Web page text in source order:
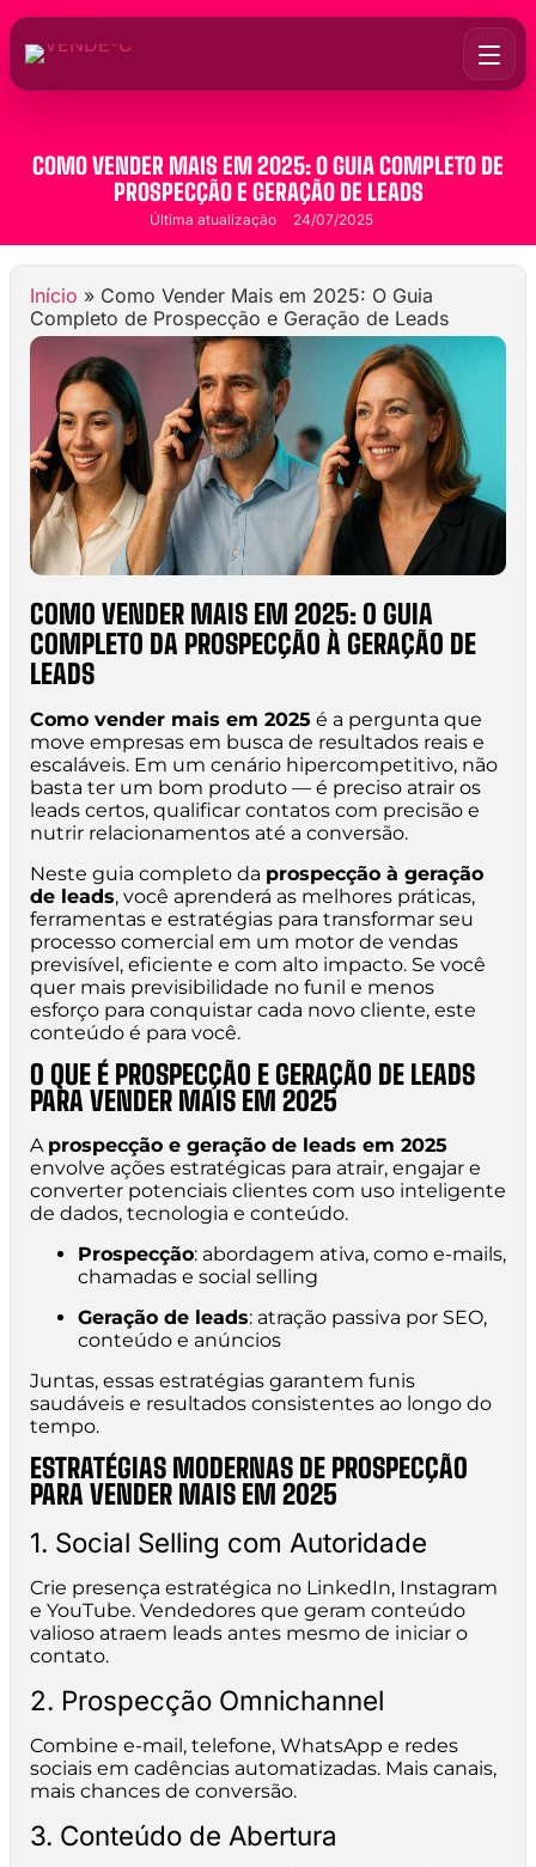
COMO VENDER MAIS EM 2025: O GUIA COMPLETO DE
PROSPECÇÃO E GERAÇÃO DE LEADS
Última atualização 24/07/2025
Início » Como Vender Mais em 2025: O Guia
Completo de Prospecção e Geração de Leads
COMO VENDER MAIS EM 2025: O GUIA
COMPLETO DA PROSPECÇÃO À GERAÇÃO DE
LEADS
Como vender mais em 2025 é a pergunta que
move empresas em busca de resultados reais e
escaláveis. Em um cenário hipercompetitivo, não
basta ter um bom produto — é preciso atrair os
leads certos, qualificar contatos com precisão e
nutrir relacionamentos até a conversão.
Neste guia completo da prospecção à geração
de leads, você aprenderá as melhores práticas,
ferramentas e estratégias para transformar seu
processo comercial em um motor de vendas
previsível, eficiente e com alto impacto. Se você
quer mais previsibilidade no funil e menos
esforço para conquistar cada novo cliente, este
conteúdo é para você.
O QUE É PROSPECÇÃO E GERAÇÃO DE LEADS
PARA VENDER MAIS EM 2025
A prospecção e geração de leads em 2025
envolve ações estratégicas para atrair, engajar e
converter potenciais clientes com uso inteligente
de dados, tecnologia e conteúdo.
Prospecção: abordagem ativa, como e-mails,
chamadas e social selling
Geração de leads: atração passiva por SEO,
conteúdo e anúncios
Juntas, essas estratégias garantem funis
saudáveis e resultados consistentes ao longo do
tempo.
ESTRATÉGIAS MODERNAS DE PROSPECÇÃO
PARA VENDER MAIS EM 2025
1. Social Selling com Autoridade
Crie presença estratégica no LinkedIn, Instagram
e YouTube. Vendedores que geram conteúdo
valioso atraem leads antes mesmo de iniciar o
contato.
2. Prospecção Omnichannel
Combine e-mail, telefone, WhatsApp e redes
sociais em cadências automatizadas. Mais canais,
mais chances de conversão.
3. Conteúdo de Abertura